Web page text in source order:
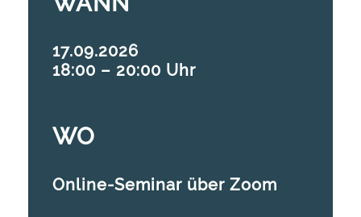
17.09.2026
18:00 – 20:00 Uhr
WO
Online-Seminar über Zoom